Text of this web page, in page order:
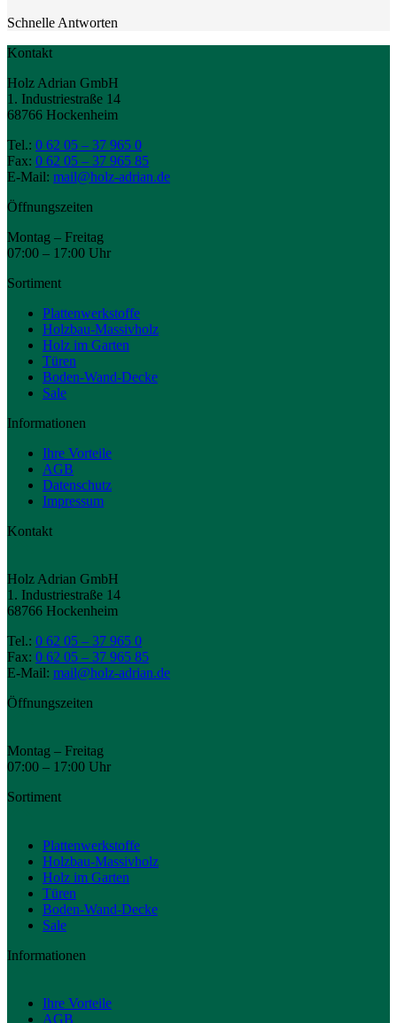
Schnelle Antworten
Kontakt
Holz Adrian GmbH
1. Industriestraße 14
68766 Hockenheim
Tel.: 0 62 05 – 37 965 0
Fax: 0 62 05 – 37 965 85
E-Mail: mail@holz-adrian.de
Öffnungszeiten
Montag – Freitag
07:00 – 17:00 Uhr
Sortiment
Plattenwerkstoffe
Holzbau-Massivholz
Holz im Garten
Türen
Boden-Wand-Decke
Sale
Informationen
Ihre Vorteile
AGB
Datenschutz
Impressum
Kontakt
Holz Adrian GmbH
1. Industriestraße 14
68766 Hockenheim
Tel.: 0 62 05 – 37 965 0
Fax: 0 62 05 – 37 965 85
E-Mail: mail@holz-adrian.de
Öffnungszeiten
Montag – Freitag
07:00 – 17:00 Uhr
Sortiment
Plattenwerkstoffe
Holzbau-Massivholz
Holz im Garten
Türen
Boden-Wand-Decke
Sale
Informationen
Ihre Vorteile
AGB